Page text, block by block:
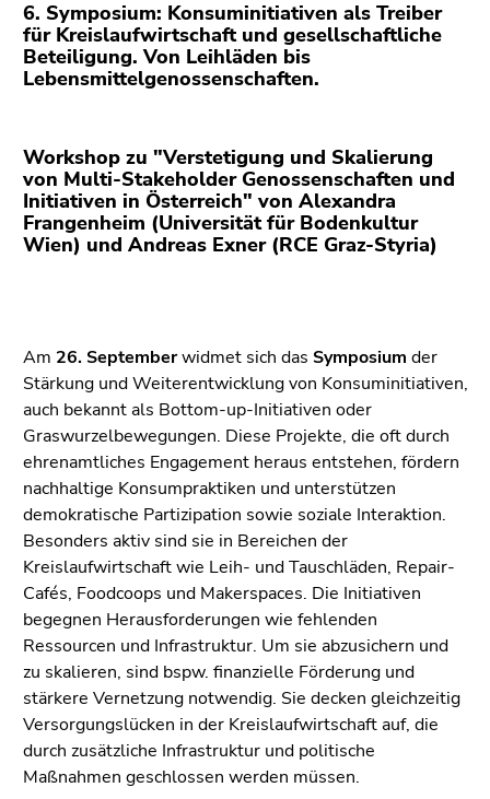
Sie diesen
Link.
(Zugriffstaste
1)
Zur
Positionsanzeige
(Zugriffstaste
(Zugriffstaste
3)
Zu
den
Zusatzinformationen
(Zugriffstaste
5)
Zu
den
Seiteneinstellungen
(Benutzer/Sprache)
(Zugriffstaste
8)
Zur
Suche
(Zugriffstaste
9)
6. Symposium: Konsuminitiativen als Treiber
für Kreislaufwirtschaft und gesellschaftliche
Beteiligung. Von Leihläden bis
Lebensmittelgenossenschaften.
Workshop zu "Verstetigung und Skalierung
von Multi-Stakeholder Genossenschaften und
Initiativen in Österreich" von Alexandra
Frangenheim (Universität für Bodenkultur
Wien) und Andreas Exner (RCE Graz-Styria)
Am 26. Septemberwidmet sich das Symposium der
Stärkung und Weiterentwicklung von Konsuminitiativen,
auch bekannt als Bottom-up-Initiativen oder
Graswurzelbewegungen. Diese Projekte, die oft durch
ehrenamtliches Engagement heraus entstehen, fördern
nachhaltige Konsumpraktiken und unterstützen
demokratische Partizipation sowie soziale Interaktion.
Besonders aktiv sind sie in Bereichen der
Kreislaufwirtschaft wie Leih- und Tauschläden, Repair-
Cafés, Foodcoops und Makerspaces. Die Initiativen
begegnen Herausforderungen wie fehlenden
Ressourcen und Infrastruktur. Um sie abzusichern und
zu skalieren, sind bspw. finanzielle Förderung und
stärkere Vernetzung notwendig. Sie decken gleichzeitig
Versorgungslücken in der Kreislaufwirtschaft auf, die
durch zusätzliche Infrastruktur und politische
Maßnahmen geschlossen werden müssen.